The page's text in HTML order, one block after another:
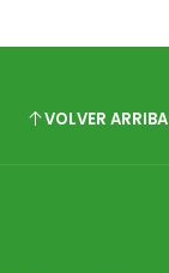
VOLVER ARRIBA